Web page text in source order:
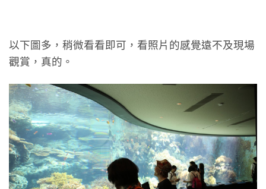
以下圖多，稍微看看即可，看照片的感覺遠不及現場
觀賞，真的。